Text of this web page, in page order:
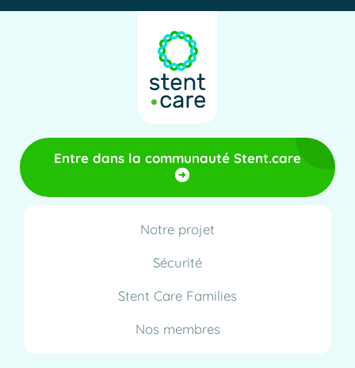
Entre dans la communauté Stent.care
Notre projet
Sécurité
Stent Care Families
Nos membres